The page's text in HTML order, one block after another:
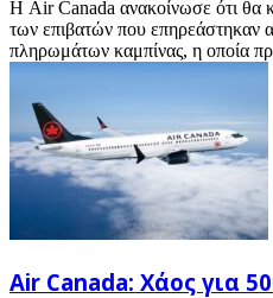
Η Air Canada ανακοίνωσε ότι θα
των επιβατών που επηρεάστηκαν
πληρωμάτων καμπίνας, η οποία
Air Canada: Χάος για